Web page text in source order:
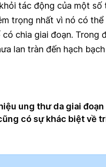
tác động của một số
trọng nhất vì nó có thể
chia giai đoạn. Trong
lan tràn đến hạch
ung thư da giai đoạn
có sự khác biệt về